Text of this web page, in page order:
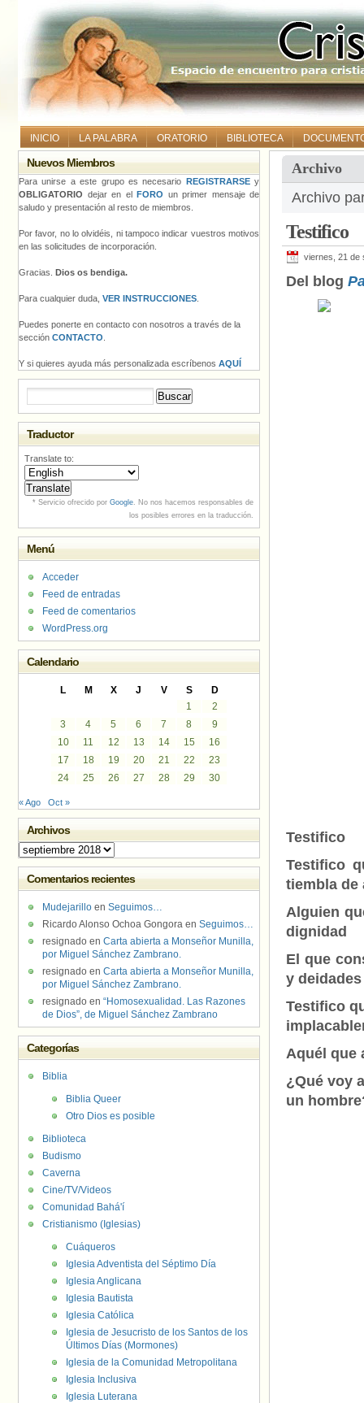
INICIO LA PALABRA ORATORIO BIBLIOTECA
Archivo
Archivo
Testifico
viernes, 21 de
Del blog
Testifico
Testifico
tiembla de
Alguien
dignidad
El que
y deidades
Testifico
Aquél que
¿Qué voy
un
Nuevos Miembros
Para unirse a este grupo es necesario REGISTRARSEy
OBLIGATORIO dejar en el FORO un primer mensaje de
saludo y presentación al resto de miembros.
Por favor, no lo olvidéis, ni tampoco indicar vuestros motivos
en las solicitudes de incorporación.
Gracias. Dios os bendiga.
Para cualquier duda, VER INSTRUCCIONES
Puedes ponerte en contacto con nosotros a través de la
sección CONTACTO
Y si quieres ayuda más personalizada escríbenos AQUÍ
Traductor
Translate to:
* Servicio ofrecido por Google. No nos hacemos responsables de
los posibles errores en la traducción.
Menú
Acceder
Feed de entradas
Feed de comentarios
WordPress.org
Calendario
L M X J V S
D
1
2
3
4 5 6 7 8
9
10
11 12 13 14 15
16
17
18 19 20 21 22
23
24
25 26 27 28 29 30
« Ago Oct »
Archivos
Archivos
Comentarios recientes
Mudejarillo en Seguimos…
Ricardo Alonso Ochoa Gongora en Seguimos…
resignado en Carta abierta a Monseñor Munilla,
por Miguel Sánchez Zambrano.
resignado en Carta abierta a Monseñor Munilla,
por Miguel Sánchez Zambrano.
resignado en “Homosexualidad. Las Razones
de Dios”, de Miguel Sánchez Zambrano
Categorías
Biblia
Biblia Queer
Otro Dios es posible
Biblioteca
Budismo
Caverna
Cine/TV/Videos
Comunidad Bahá'í
Cristianismo (Iglesias)
Cuáqueros
Iglesia Adventista del Séptimo Día
Iglesia Anglicana
Iglesia Bautista
Iglesia Católica
Iglesia de Jesucristo de los Santos de los
Últimos Días (Mormones)
Iglesia de la Comunidad Metropolitana
Iglesia Inclusiva
Iglesia Luterana